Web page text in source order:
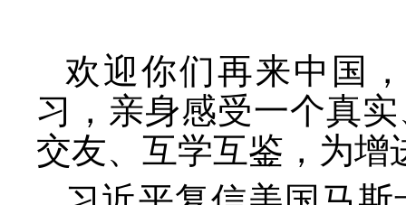
欢迎你们再来中国
习，亲身感受一个真
交友、互学互鉴，为增